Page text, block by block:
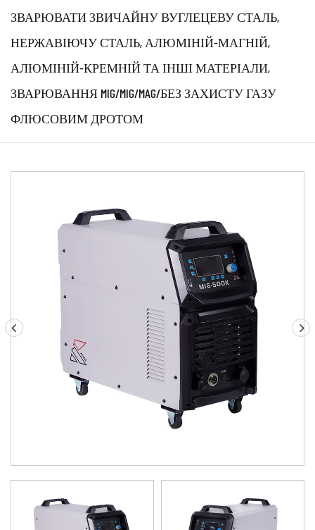
ЗВАРЮВАТИ ЗВИЧАЙНУ ВУГЛЕЦЕВУ СТАЛЬ,
НЕРЖАВІЮЧУ СТАЛЬ, АЛЮМІНІЙ-МАГНІЙ,
АЛЮМІНІЙ-КРЕМНІЙ ТА ІНШІ МАТЕРІАЛИ,
ЗВАРЮВАННЯ MIG/MIG/MAG/БЕЗ ЗАХИСТУ ГАЗУ
ФЛЮСОВИМ ДРОТОМ